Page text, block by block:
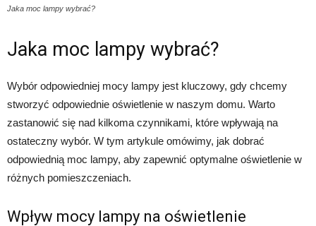
Jaka moc lampy wybrać?
Jaka moc lampy wybrać?
Wybór odpowiedniej mocy lampy jest kluczowy, gdy chcemy
stworzyć odpowiednie oświetlenie w naszym domu. Warto
zastanowić się nad kilkoma czynnikami, które wpływają na
ostateczny wybór. W tym artykule omówimy, jak dobrać
odpowiednią moc lampy, aby zapewnić optymalne oświetlenie w
różnych pomieszczeniach.
Wpływ mocy lampy na oświetlenie